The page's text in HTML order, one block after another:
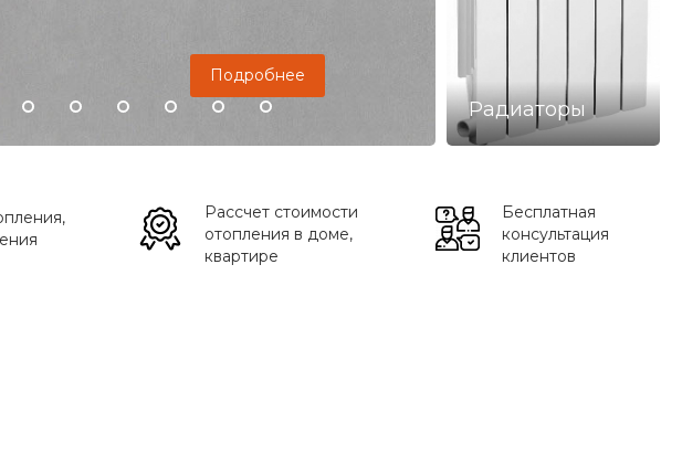
Подробнее
Радиаторы
Рассчет стоимости
отопления в доме,
квартире
Бесплатная
консультация
клиентов